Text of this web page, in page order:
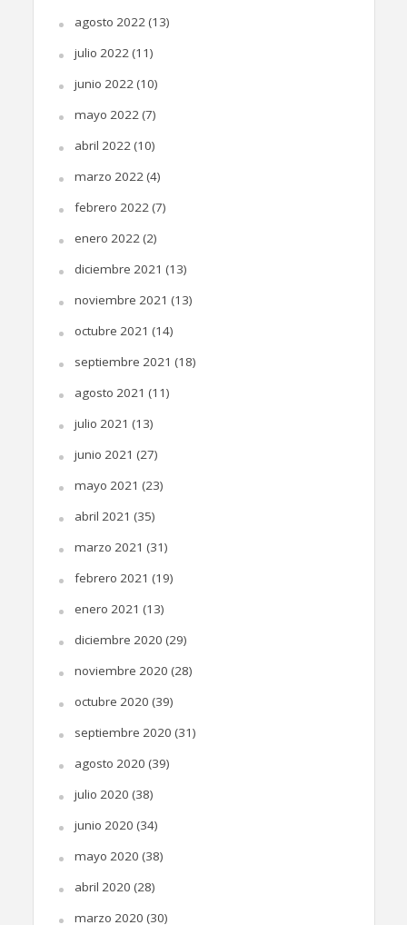
agosto 2022(13)
julio 2022(11)
junio 2022(10)
mayo 2022(7)
abril 2022(10)
marzo 2022(4)
febrero 2022(7)
enero 2022(2)
diciembre 2021 (13)
noviembre 2021 (13)
octubre 2021 (14)
septiembre 2021 (18)
agosto 2021 (11)
julio 2021 (13)
junio 2021 (27)
mayo 2021 (23)
abril 2021 (35)
marzo 2021 (31)
febrero 2021 (19)
enero 2021 (13)
diciembre 2020 (29)
noviembre 2020 (28)
octubre 2020 (39)
septiembre 2020 (31)
agosto 2020 (39)
julio 2020 (38)
junio 2020 (34)
mayo 2020 (38)
abril 2020 (28)
marzo 2020 (30)